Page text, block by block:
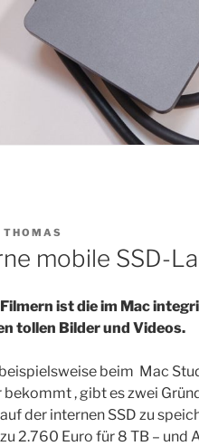
THOMAS
mobile SSD-
ist die im Mac
tollen Bilder und Videos.
beim Mac
bekommt , gibt es zwei
der internen SSD zu
2.760 Euro für 8 TB –